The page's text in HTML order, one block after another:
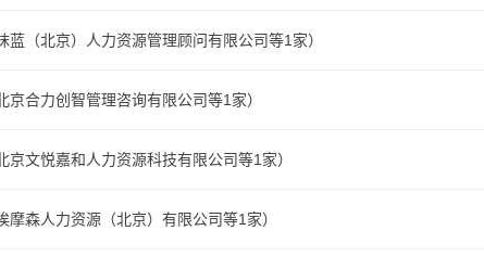
（北京）人力资源管理顾问有限公司等1家）
合力创智管理咨询有限公司等1家）
文悦嘉和人力资源科技有限公司等1家）
森人力资源（北京）有限公司等1家）